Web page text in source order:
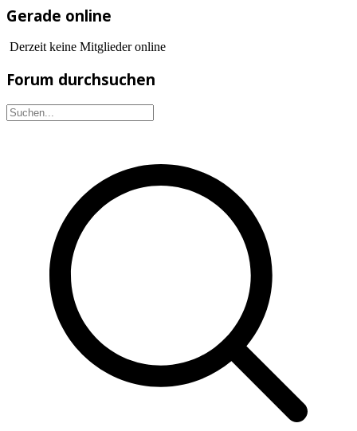
Gerade online
Derzeit keine Mitglieder online
Forum durchsuchen